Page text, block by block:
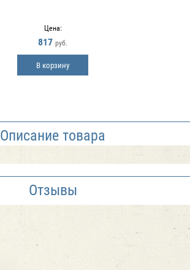
Цена:
817 руб.
В корзину
Описание товара
Отзывы